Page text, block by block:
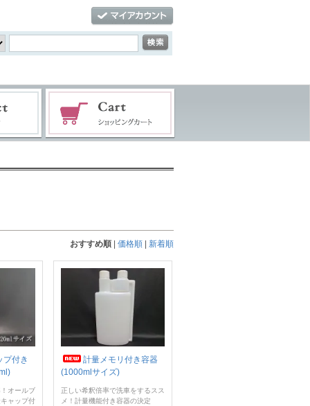
おすすめ順 価格順 新着順
プ付き
オールブ
ャップ付
計量メモリ付き容器
(1000mlサイズ)
正しい希釈倍率で洗車をするスス
メ！計量機能付き容器の決定